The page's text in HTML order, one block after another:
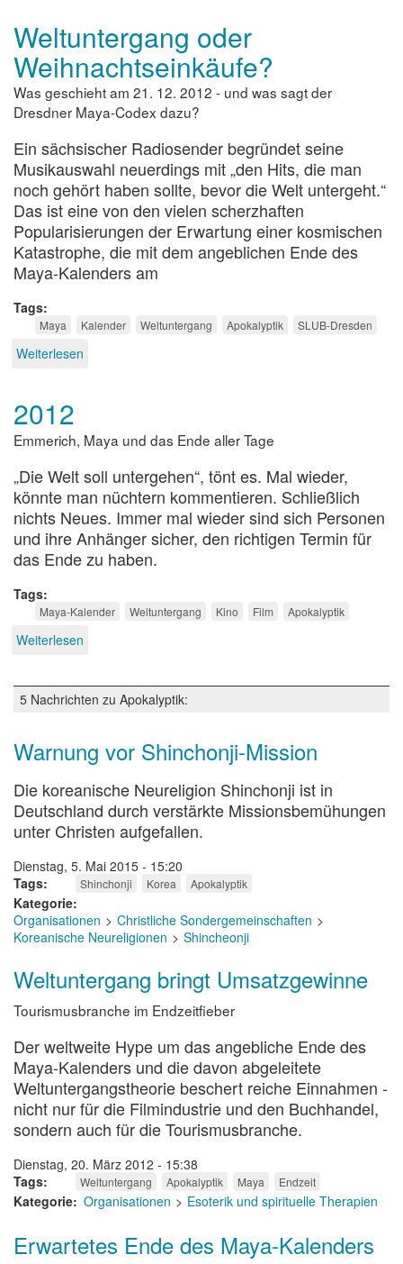
Dresden
Weltuntergang oder
Weihnachtseinkäufe?
Was geschieht am 21. 12. 2012 - und was sagt der
Dresdner Maya-Codex dazu?
Ein sächsischer Radiosender begründet seine
Musikauswahl neuerdings mit „den Hits, die man
noch gehört haben sollte, bevor die Welt untergeht.“
Das ist eine von den vielen scherzhaften
Popularisierungen der Erwartung einer kosmischen
Katastrophe, die mit dem angeblichen Ende des
Maya-Kalenders am
Tags
Maya Kalender Weltuntergang Apokalyptik SLUB-Dresden
Weiterlesen
2012
Emmerich, Maya und das Ende aller Tage
„Die Welt soll untergehen“, tönt es. Mal wieder,
könnte man nüchtern kommentieren. Schließlich
nichts Neues. Immer mal wieder sind sich Personen
und ihre Anhänger sicher, den richtigen Termin für
das Ende zu haben.
Tags
Maya-Kalender Weltuntergang Kino Film Apokalyptik
Weiterlesen
5 Nachrichten zu Apokalyptik:
Warnung vor Shinchonji-Mission
Die koreanische Neureligion Shinchonji ist in
Deutschland durch verstärkte Missionsbemühungen
unter Christen aufgefallen.
Dienstag, 5. Mai 2015 - 15:20
Tags
Shinchonji Korea Apokalyptik
Kategorie
Organisationen
Christliche Sondergemeinschaften
Koreanische Neureligionen
Shincheonji
Weltuntergang bringt Umsatzgewinne
Tourismusbranche im Endzeitfieber
Der weltweite Hype um das angebliche Ende des
Maya-Kalenders und die davon abgeleitete
Weltuntergangstheorie beschert reiche Einnahmen -
nicht nur für die Filmindustrie und den Buchhandel,
sondern auch für die Tourismusbranche.
Dienstag, 20. März 2012 - 15:38
Tags
Weltuntergang Apokalyptik Maya Endzeit
Kategorie Organisationen Esoterik und spirituelle Therapien
Erwartetes Ende des Maya-Kalenders